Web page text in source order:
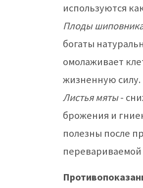
используются
Плоды
богаты
омолаживает
жизненную силу.
Листья мяты-
брожения и
полезны после